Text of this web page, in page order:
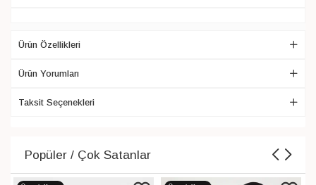
Ürün Özellikleri
Ürün Yorumları
Taksit Seçenekleri
Popüler / Çok Satanlar